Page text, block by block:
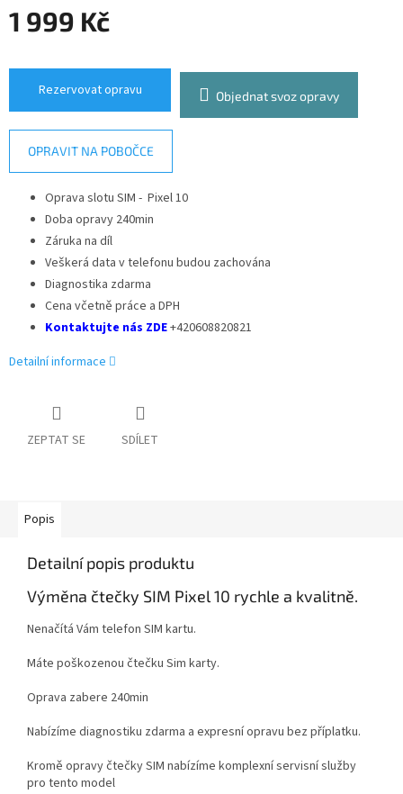
1 999 Kč
cena:
Rezervovat opravu Objednat svoz opravy
OPRAVIT NA POBOČCE
Oprava slotu SIM - Pixel 10
Doba opravy 240min
Záruka na díl
Veškerá data v telefonu budou zachována
Diagnostika zdarma
Cena včetně práce a DPH
Kontaktujte nás ZDE+420608820821
Detailní informace
ZEPTAT SE SDÍLET
Popis
Detailní popis produktu
Výměna čtečky SIM Pixel 10 rychle a kvalitně.
Nenačítá Vám telefon SIM kartu.
Máte poškozenou čtečku Sim karty.
Oprava zabere 240min
Nabízíme diagnostiku zdarma a expresní opravu bez příplatku.
Kromě opravy čtečky SIM nabízíme komplexní servisní služby
pro tento model